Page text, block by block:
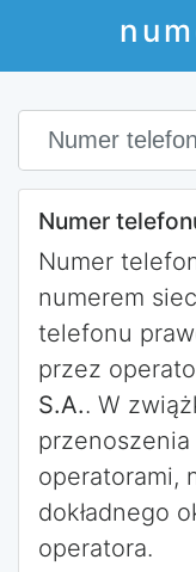
Numer
Numer
numerem
telefonu
przez
S.A.. W
operatorami,
dokładnego
operatora.